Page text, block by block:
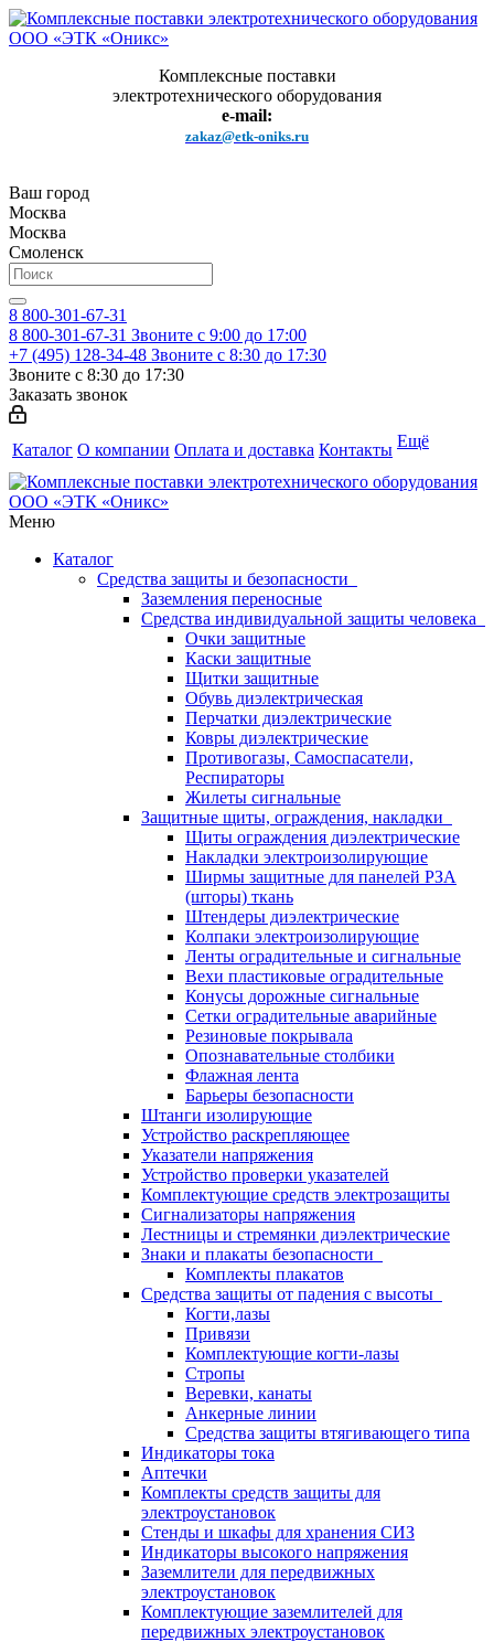
Комплексные поставки
электротехнического оборудования
e-mail:
zakaz@etk-oniks.ru
Ваш город
Москва
Москва
Смоленск
8 800-301-67-31
8 800-301-67-31 Звоните с 9:00 до 17:00
+7 (495) 128-34-48 Звоните с 8:30 до 17:30
Звоните с 8:30 до 17:30
Заказать звонок
Каталог О компании Оплата и доставка Контакты Ещё
Меню
Каталог
Средства защиты и безопасности
Заземления переносные
Средства индивидуальной защиты человека
Очки защитные
Каски защитные
Щитки защитные
Обувь диэлектрическая
Перчатки диэлектрические
Ковры диэлектрические
Противогазы, Самоспасатели,
Респираторы
Жилеты сигнальные
Защитные щиты, ограждения, накладки
Щиты ограждения диэлектрические
Накладки электроизолирующие
Ширмы защитные для панелей РЗА
(шторы) ткань
Штендеры диэлектрические
Колпаки электроизолирующие
Ленты оградительные и сигнальные
Вехи пластиковые оградительные
Конусы дорожные сигнальные
Сетки оградительные аварийные
Резиновые покрывала
Опознавательные столбики
Флажная лента
Барьеры безопасности
Штанги изолирующие
Устройство раскрепляющее
Указатели напряжения
Устройство проверки указателей
Комплектующие средств электрозащиты
Сигнализаторы напряжения
Лестницы и стремянки диэлектрические
Знаки и плакаты безопасности
Комплекты плакатов
Средства защиты от падения с высоты
Когти,лазы
Привязи
Комплектующие когти-лазы
Стропы
Веревки, канаты
Анкерные линии
Средства защиты втягивающего типа
Индикаторы тока
Аптечки
Комплекты средств защиты для
электроустановок
Стенды и шкафы для хранения СИЗ
Индикаторы высокого напряжения
Заземлители для передвижных
электроустановок
Комплектующие заземлителей для
передвижных электроустановок